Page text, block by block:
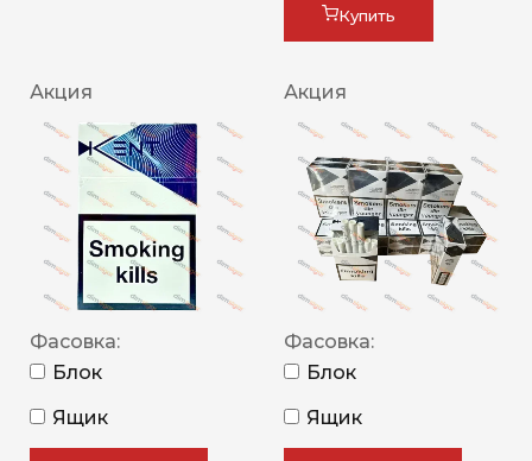
Купить
Акция
Фасовка:
Блок
Ящик
Акция
Фасовка:
Блок
Ящик